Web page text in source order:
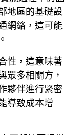
地區的基礎設
網絡，這可能
性，這意味著
眾多相關方，
夥伴進行緊密
導致成本增